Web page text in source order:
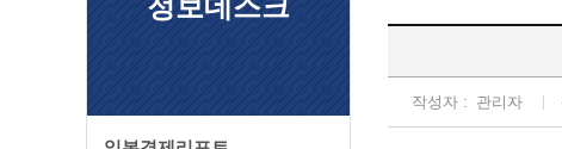
정보데스크
작성자 : 관리자